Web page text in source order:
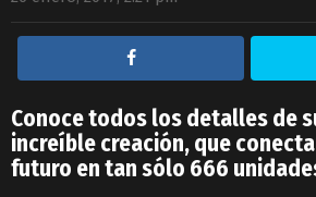
Conoce todos los detalles de
increíble creación, que
futuro en tan sólo 666